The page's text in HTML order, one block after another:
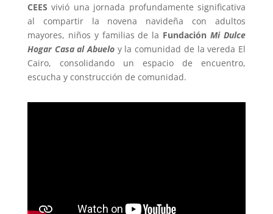
CEES vivió una jornada profundamente significativa
al compartir la novena navideña con adultos
mayores, niños y familias de la FundaciónMi Dulce
Hogar Casa al Abuelo y la comunidad de la vereda El
Cairo, consolidando un espacio de encuentro,
escucha y construcción de comunidad.